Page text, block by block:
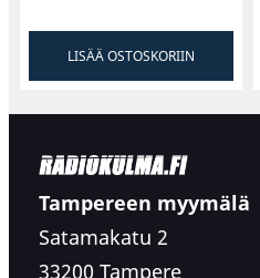
LISÄÄ OSTOSKORIIN
Tampereen myymälä
Satamakatu 2
33200 Tampere